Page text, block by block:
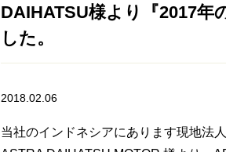
DAIHATSU様より『2017年
した。
2018.02.06
当社のインドネシアにあります現地法